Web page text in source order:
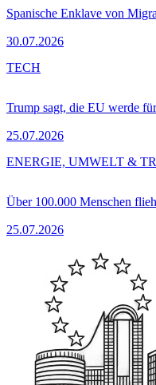
Spanische Enklave von
30.07.2026
Trump sagt, die EU werde
25.07.2026
TECH
Über 100.000 Menschen
25.07.2026
ENERGIE, UMWELT &